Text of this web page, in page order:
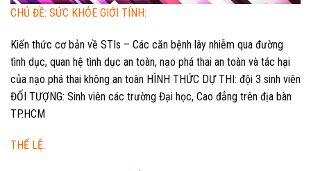
CHỦ ĐỀ: SỨC KHỎE GIỚI TÍNH:
Kiến thức cơ bản về STIs – Các căn bệnh lây nhiễm qua đường
tình dục, quan hệ tình dục an toàn, nạo phá thai an toàn và tác hại
của nạo phá thai không an toàn HÌNH THỨC DỰ THI: đội 3 sinh viên
ĐỐI TƯỢNG: Sinh viên các trường Đại học, Cao đẳng trên địa bàn
TP.HCM
THỂ LỆ: